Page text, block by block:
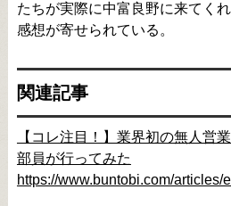
たちが実際に中富良野に来てく
感想が寄せられている。
関連記事
【コレ注目！】業界初の無人営
部員が行ってみた
https://www.buntobi.com/articles/